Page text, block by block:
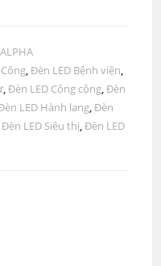
,Đèn LED Bệnh viện,
,Đèn LED Công cộng,Đèn
LED Hành lang,Đèn
Đèn LED Siêu thị,Đèn LED